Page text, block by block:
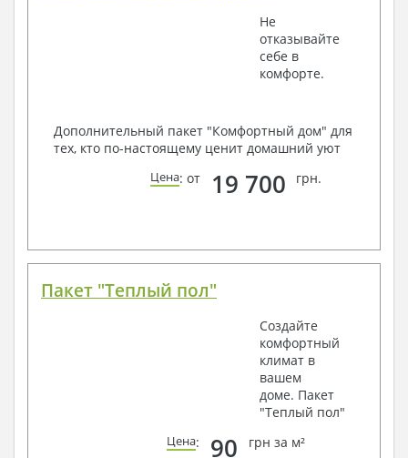
Не
отказывайте
себе в
комфорте.
Дополнительный пакет "Комфортный дом" для
тех, кто по-настоящему ценит домашний уют
Цена: от 19 700 грн.
Пакет "Теплый пол"
Создайте
комфортный
климат в
вашем
доме. Пакет
"Теплый пол"
Цена: 90 грн за м²